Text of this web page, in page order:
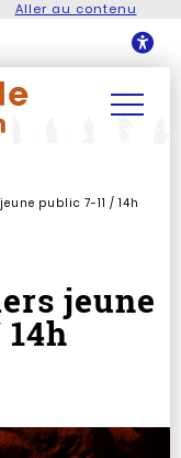
Aller au contenu
public 7-11 / 14h
jeune